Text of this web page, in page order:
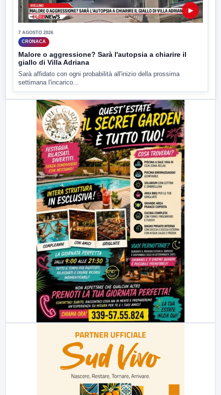
▶
7 AGOSTO 2026
CRONACA
Malore o aggressione? Sarà l'autopsia a chiarire il
giallo di Villa Adriana
Sarà affidato con ogni probabilità all'inizio della prossima
settimana l'incarico...